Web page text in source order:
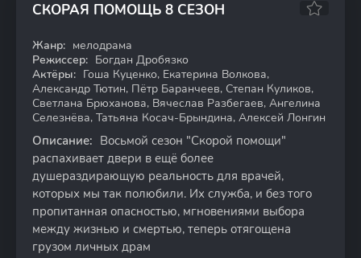
СКОРАЯ ПОМОЩЬ 8 СЕЗОН
WEB-DL
7.58
Жанр: мелодрама
Режиссер: Богдан Дробязко
Актёры: Гоша Куценко, Екатерина Волкова,
Александр Тютин, Пётр Баранчеев, Степан Куликов,
Светлана Брюханова, Вячеслав Разбегаев, Ангелина
Селезнёва, Татьяна Косач-Брындина, Алексей Лонгин
Описание: Восьмой сезон "Скорой помощи"
распахивает двери в ещё более
душераздирающую реальность для врачей,
которых мы так полюбили. Их служба, и без того
пропитанная опасностью, мгновениями выбора
между жизнью и смертью, теперь отягощена
грузом личных драм